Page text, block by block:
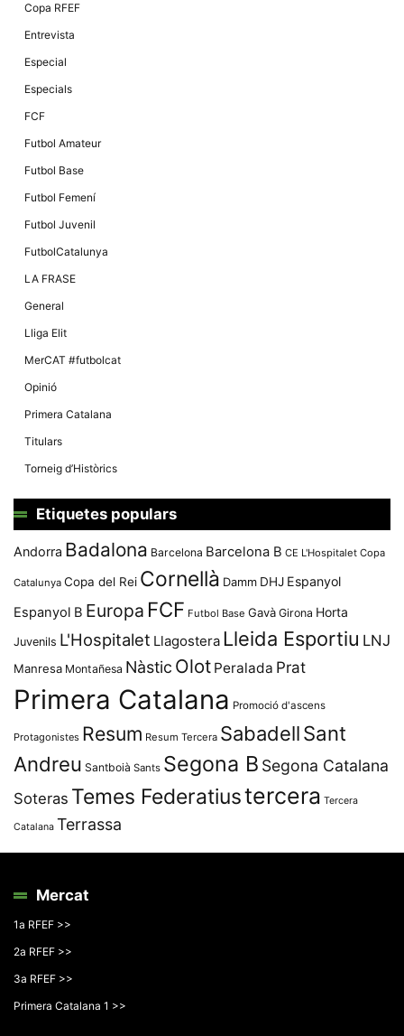
Copa RFEF
Entrevista
Especial
Especials
FCF
Futbol Amateur
Futbol Base
Futbol Femení
Futbol Juvenil
FutbolCatalunya
LA FRASE
General
Lliga Elit
MerCAT #futbolcat
Opinió
Primera Catalana
Titulars
Torneig d’Històrics
Etiquetes populars
Andorra Badalona Barcelona Barcelona B CE L'Hospitalet Copa
Catalunya Copa del Rei Cornellà Damm DHJ Espanyol
Espanyol B Europa FCF Futbol Base Gavà Girona Horta
Juvenils L'Hospitalet Llagostera Lleida Esportiu LNJ
Manresa Montañesa Nàstic Olot Peralada Prat
Primera Catalana Promoció d'ascens
Protagonistes Resum Resum Tercera SabadellSant
Andreu Santboià Sants Segona B Segona Catalana
Soteras Temes Federatiustercera Tercera
Catalana Terrassa
Mercat
1a RFEF >>
2a RFEF >>
3a RFEF >>
Primera Catalana 1 >>